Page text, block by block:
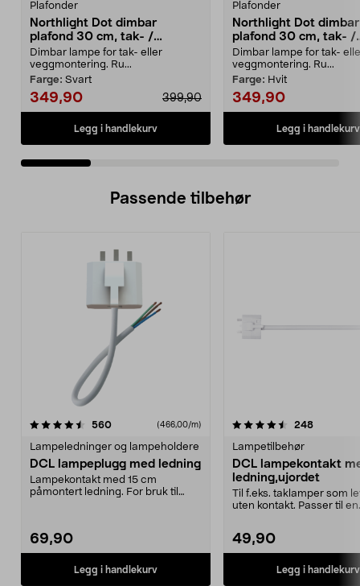
Plafonder
Northlight Dot dimbar
plafond 30 cm, tak- /
vegglampe
Dimbar lampe for tak- eller
veggmontering. Ru...
Farge: Svart
349,90 399,90
Legg i handlekurv
Plafonder
Northlight Dot dimbar
plafond 30 cm, tak- /
vegglampe
Dimbar lampe for tak-
veggmontering. Ru...
Farge: Hvit
349,90
Legg i handlekurv
Passende tilbehør
560anmeldelser(466,00/m)
Lampeledninger og lampeholdere
DCL lampeplugg med ledning
Lampekontakt med 15 cm
påmontert ledning. For bruk til
69,90
Legg i handlekurv
4.5av 5 stjerner 248
Lampetilbehør
DCL lampekontakt
ledning,ujordet
Til f.eks. taklamper som
uten kontakt. Passer til en
49,90
Legg i handlekurv